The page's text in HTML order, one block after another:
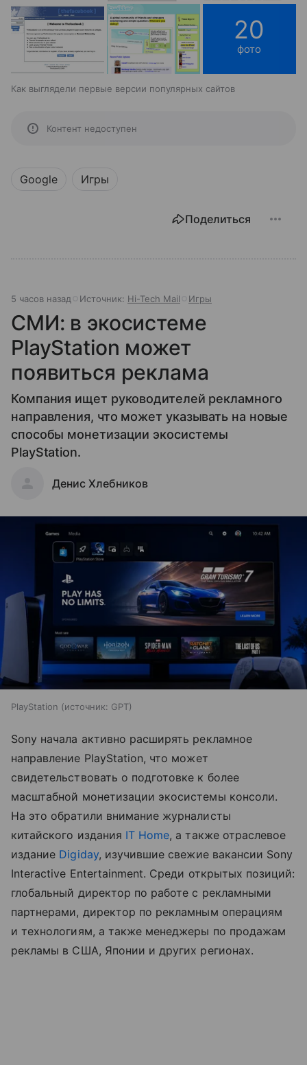
20
фото
Как выглядели первые версии популярных сайтов
Контент недоступен
Google Игры
Поделиться
5 часов назад Источник: Hi-Tech Mail Игры
СМИ: в экосистеме
PlayStation может
появиться реклама
Компания ищет руководителей рекламного
направления, что может указывать на новые
способы монетизации экосистемы
PlayStation.
Денис Хлебников
PlayStation источник: GPT
Sony начала активно расширять рекламное
направление PlayStation, что может
свидетельствовать о подготовке к более
масштабной монетизации экосистемы консоли.
На это обратили внимание журналисты
китайского издания IT Home, а также отраслевое
издание Digiday, изучившие свежие вакансии Sony
Interactive Entertainment. Среди открытых позиций:
глобальный директор по работе с рекламными
партнерами, директор по рекламным операциям
и технологиям, а также менеджеры по продажам
рекламы в США, Японии и других регионах.